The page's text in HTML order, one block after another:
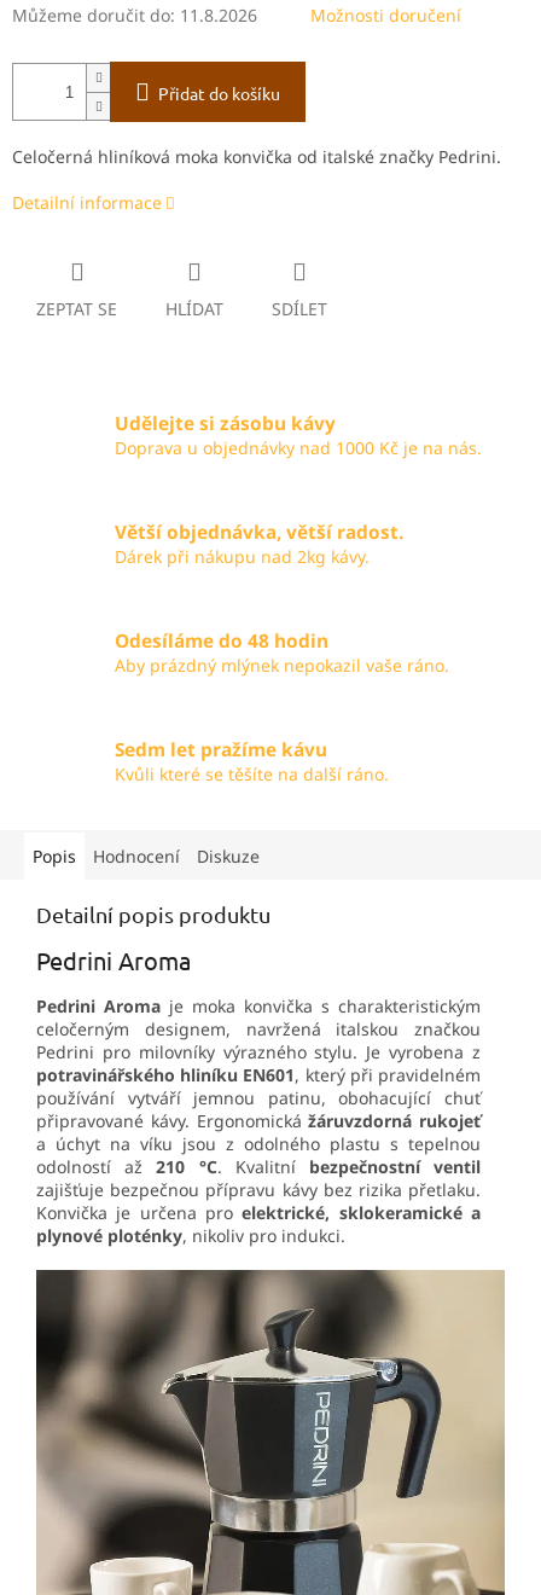
Můžeme doručit do: 11.8.2026 Možnosti doručení
Přidat do košíku
Celočerná hliníková moka konvička od italské značky Pedrini.
Detailní informace
ZEPTAT SE HLÍDAT SDÍLET
Udělejte si zásobu kávy
Doprava u objednávky nad 1000 Kč je na nás.
Větší objednávka, větší radost.
Dárek při nákupu nad 2kg kávy.
Odesíláme do 48 hodin
Aby prázdný mlýnek nepokazil vaše ráno.
Sedm let pražíme kávu
Kvůli které se těšíte na další ráno.
Popis Hodnocení Diskuze
Detailní popis produktu
Pedrini Aroma
Pedrini Aroma je moka konvička s charakteristickým
celočerným designem, navržená italskou značkou
Pedrini pro milovníky výrazného stylu. Je vyrobena z
potravinářského hliníku EN601, který při pravidelném
používání vytváří jemnou patinu, obohacující chuť
připravované kávy. Ergonomickážáruvzdorná rukojeť
a úchyt na víku jsou z odolného plastu s tepelnou
odolností až210 °C. Kvalitní bezpečnostní ventil
zajišťuje bezpečnou přípravu kávy bez rizika přetlaku.
Konvička je určena proelektrické, sklokeramické a
plynové ploténky, nikoliv pro indukci.